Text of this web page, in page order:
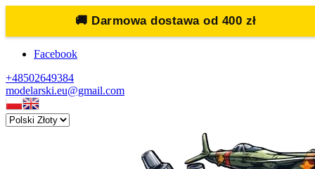
🚚 Darmowa dostawa od 400 zł
Facebook
+48502649384
modelarski.eu@gmail.com